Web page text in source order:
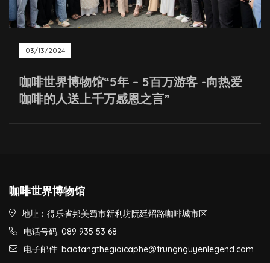
03/13/2024
咖啡世界博物馆“5年 – 5百万游客 -向热爱
咖啡的人送上千万感恩之言”
咖啡世界博物馆
地址：得乐省邦美蜀市新利坊阮廷炤路咖啡城市区
电话号码: 089 935 53 68
电子邮件: baotangthegioicaphe@trungnguyenlegend.com